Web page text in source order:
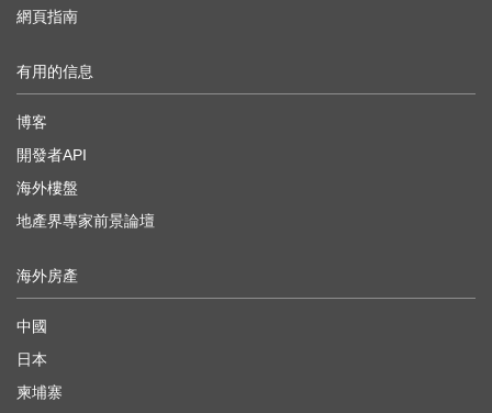
網頁指南
有用的信息
博客
開發者API
海外樓盤
地產界專家前景論壇
海外房產
中國
日本
柬埔寨